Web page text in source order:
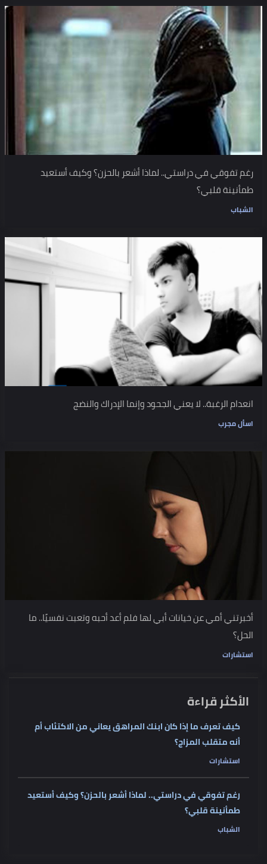
رغم تفوقي في دراستي.. لماذا أشعر بالحزن؟ وكيف أستعيد
طمأنينة قلبي؟
الشباب
انعدام الرغبة.. لا يعني الجحود وإنما الإدراك والنضج
اسأل مجرب
أخبرتني أمي عن خيانات أبي لها فلم أعد أحبه وتعبت نفسيًا.. ما
الحل؟
استشارات
الأكثر قراءة
كيف تعرف ما إذا كان ابنك المراهق يعاني من الاكتئاب أم
أنه متقلب المزاج؟
استشارات
رغم تفوقي في دراستي.. لماذا أشعر بالحزن؟ وكيف أستعيد
طمأنينة قلبي؟
الشباب